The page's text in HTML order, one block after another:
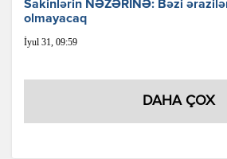
Sakinlərin NƏZƏRİNƏ: Bəzi
olmayacaq
İyul 31, 09:59
DAHA ÇOX